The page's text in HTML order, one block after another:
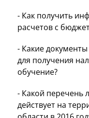
- Как получить
расчетов с
- Какие
для получения
обучение?
- Какой перечень
действует на